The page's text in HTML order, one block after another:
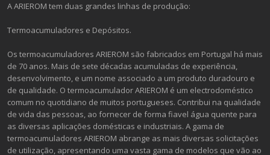
A ARIEROM tem duas grandes linhas de produção:
Termoacumuladores e Depósitos.
Os termoacumuladores ARIEROM são fabricados em Portugal há mais
de 70 anos. Mais de sete décadas acumuladas de experiência,
desenvolvimento, e um nome associado a um produto duradouro e
de qualidade. O termoacumulador ARIEROM é um electrodoméstico
comum no quotidiano de muitos portugueses. Contribui na qualidade
de vida das pessoas, ao fornecer de forma fiavel água quente para
as diversas aplicações domésticas e industriais. A gama de
termoacumuladores ARIEROM abrange as mais diversas solicitações
de utilização, apresentando uma vasta gama de modelos que vão ao